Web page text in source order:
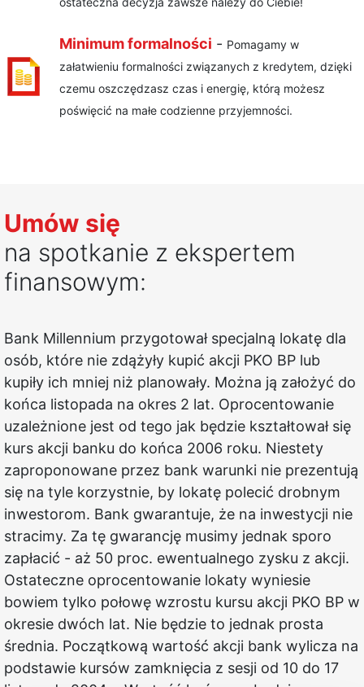
Minimum formalności - Pomagamy w
załatwieniu formalności związanych z kredytem, dzięki
czemu oszczędzasz czas i energię, którą możesz
poświęcić na małe codzienne przyjemności.
Umów się
na spotkanie z ekspertem
finansowym:
Bank Millennium przygotował specjalną lokatę dla
osób, które nie zdążyły kupić akcji PKO BP lub
kupiły ich mniej niż planowały. Można ją założyć do
końca listopada na okres 2 lat. Oprocentowanie
uzależnione jest od tego jak będzie kształtował się
kurs akcji banku do końca 2006 roku. Niestety
zaproponowane przez bank warunki nie prezentują
się na tyle korzystnie, by lokatę polecić drobnym
inwestorom. Bank gwarantuje, że na inwestycji nie
stracimy. Za tę gwarancję musimy jednak sporo
zapłacić - aż 50 proc. ewentualnego zysku z akcji.
Ostateczne oprocentowanie lokaty wyniesie
bowiem tylko połowę wzrostu kursu akcji PKO BP w
okresie dwóch lat. Nie będzie to jednak prosta
średnia. Początkową wartość akcji bank wylicza na
podstawie kursów zamknięcia z sesji od 10 do 17